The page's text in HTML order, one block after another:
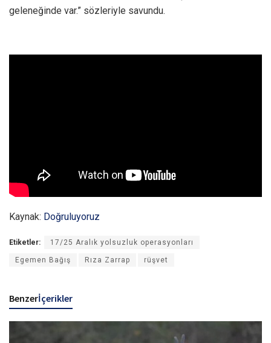
geleneğinde var.” sözleriyle savundu.
Kaynak: Doğruluyoruz
Etiketler: 17/25 Aralık yolsuzluk operasyonları
Egemen Bağış Rıza Zarrap rüşvet
Benzerİçerikler